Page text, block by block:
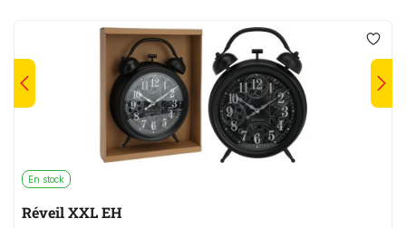
En stock
Réveil XXL EH